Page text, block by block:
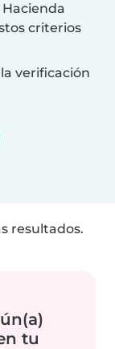
criterios
verificación
resultados.
tu